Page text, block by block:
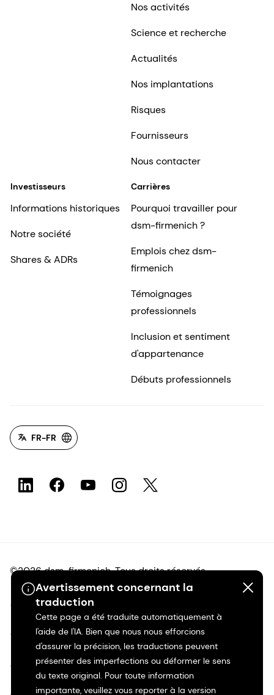
Avertissement concernant la
traduction
Cette page a été traduite automatiquement à
l'aide de l'IA. Bien que nous nous efforcions
d'assurer la précision, les traductions peuvent
présenter des imperfections ou déformer le sens
du texte original. Pour toute information
importante, veuillez vous reporter à la version
Nos activités
Science et recherche
Actualités
Nos implantations
Risques
Fournisseurs
Nous contacter
Investisseurs
Informations historiques
Notre société
Shares & ADRs
Carrières
Pourquoi travailler pour
dsm-firmenich ?
Emplois chez dsm-
firmenich
Témoignages
professionnels
Inclusion et sentiment
d'appartenance
Débuts professionnels
FR-FR
©2026 dsm-firmenich. Tous droits réservés.
Avis de confidentialité
Conditions d'utilisation
Conditions d'utilisation